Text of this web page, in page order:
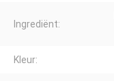
Ingrediënt:
Kleur: